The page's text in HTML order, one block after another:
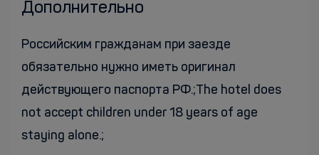
Дополнительно
Российским гражданам при заезде
обязательно нужно иметь оригинал
действующего паспорта РФ.;The hotel does
not accept children under 18 years of age
staying alone.;